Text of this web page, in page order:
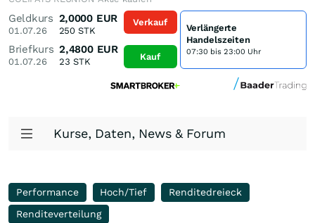
Geldkurs
01.07.26
2,0000 EUR
250 STK
Briefkurs
01.07.26
2,4800 EUR
23 STK
Verkauf
Kauf
Verlängerte
Handelszeiten
07:30 bis 23:00 Uhr
Kurse, Daten, News & Forum
Performance Hoch/Tief
Renditedreieck
Renditeverteilung